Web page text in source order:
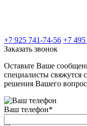
+7 925 741-74-56 +7
Заказать звонок
Оставьте Ваше
специалисты свяжутся
решения Вашего
Ваш телефон*